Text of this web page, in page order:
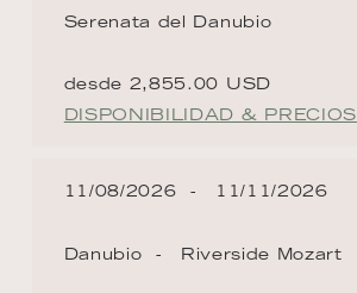
Serenata del Danubio
desde 2,855.00 USD
DISPONIBILIDAD & PRECIOS
11/08/2026 11/11/2026
Danubio Riverside Mozart